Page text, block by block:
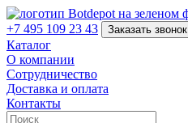
+7 495 109 23 43 Заказать звонок
Каталог
О компании
Сотрудничество
Доставка и оплата
Контакты